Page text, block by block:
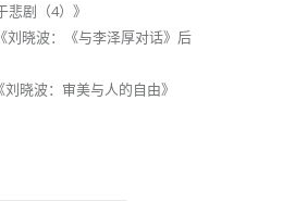
剧（4） 》
刘晓波：《与李泽厚对话》后
刘晓波：审美与人的自由》